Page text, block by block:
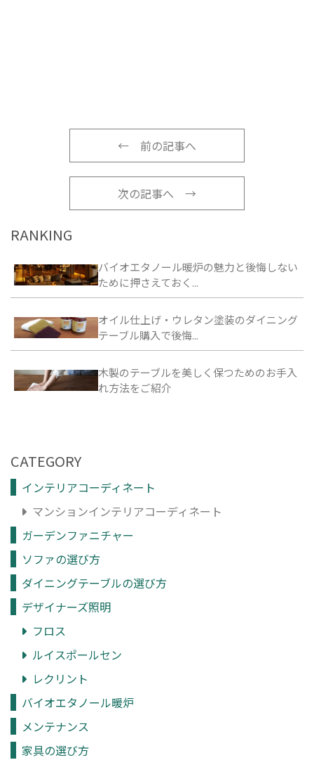
← 前の記事へ
次の記事へ →
RANKING
バイオエタノール暖炉の魅力と後悔しない
ために押さえておく...
オイル仕上げ・ウレタン塗装のダイニング
テーブル購入で後悔...
木製のテーブルを美しく保つためのお手入
れ方法をご紹介
CATEGORY
インテリアコーディネート
マンションインテリアコーディネート
ガーデンファニチャー
ソファの選び方
ダイニングテーブルの選び方
デザイナーズ照明
フロス
ルイスポールセン
レクリント
バイオエタノール暖炉
メンテナンス
家具の選び方